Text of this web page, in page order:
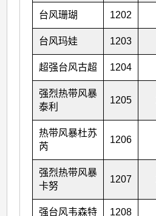
台风珊瑚 1202
台风玛娃 1203
超强台风古超 1204
强烈热带风暴
泰利
1205
热带风暴杜苏
芮
1206
强烈热带风暴
卡努
1207
强台风韦森特 1208